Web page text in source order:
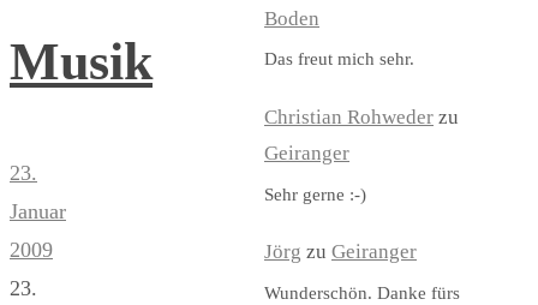
Musik
23.
Januar
2009
23.
Boden
Das freut mich sehr.
Christian Rohweder zu
Geiranger
Sehr gerne :-)
Jörg zu Geiranger
Wunderschön. Danke fürs